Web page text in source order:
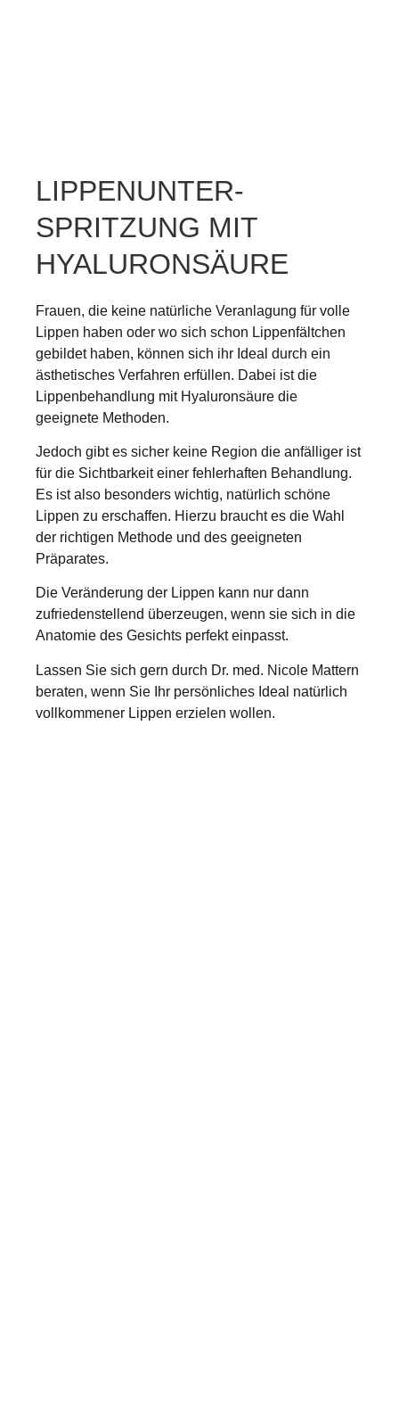
LIPPENUNTER­
SPRITZUNG MIT
HYALURONSÄURE
Frauen, die keine natürliche Veranlagung für volle
Lippen haben oder wo sich schon Lippenfältchen
gebildet haben, können sich ihr Ideal durch ein
ästhetisches Verfahren erfüllen. Dabei ist die
Lippenbehandlung mit Hyaluronsäure die
geeignete Methoden.
Jedoch gibt es sicher keine Region die anfälliger ist
für die Sichtbarkeit einer fehlerhaften Behandlung.
Es ist also besonders wichtig, natürlich schöne
Lippen zu erschaffen. Hierzu braucht es die Wahl
der richtigen Methode und des geeigneten
Präparates.
Die Veränderung der Lippen kann nur dann
zufriedenstellend überzeugen, wenn sie sich in die
Anatomie des Gesichts perfekt einpasst.
Lassen Sie sich gern durch Dr. med. Nicole Mattern
beraten, wenn Sie Ihr persönliches Ideal natürlich
vollkommener Lippen erzielen wollen.